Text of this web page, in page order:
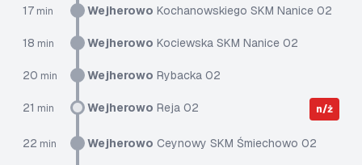
17 min Wejherowo Kochanowskiego SKM Nanice 02
18 min Wejherowo Kociewska SKM Nanice 02
20 min Wejherowo Rybacka 02
21 min Wejherowo Reja 02 n/ż
22 min Wejherowo Ceynowy SKM Śmiechowo 02